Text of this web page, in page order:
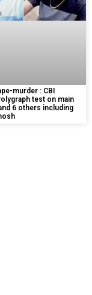
murder : CBI
test on main
6 others including